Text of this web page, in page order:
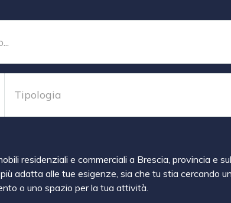
Tipologia
residenziali e commerciali a Brescia, provincia e
adatta alle tue esigenze, sia che tu stia cercando
o uno spazio per la tua attività.